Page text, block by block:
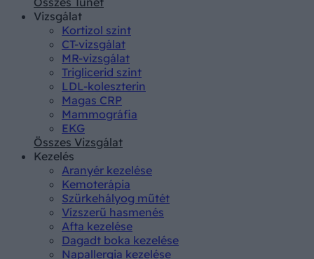
Vizsgálat
Kortizol szint
CT-vizsgálat
MR-vizsgálat
Triglicerid szint
LDL-koleszterin
Magas CRP
Mammográfia
EKG
Összes Vizsgálat
Kezelés
Aranyér kezelése
Kemoterápia
Szürkehályog műtét
Vízszerű hasmenés
Afta kezelése
Dagadt boka kezelése
Napallergia kezelése